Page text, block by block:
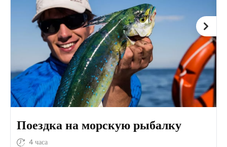
Поездка на морскую рыбалку
4 часа